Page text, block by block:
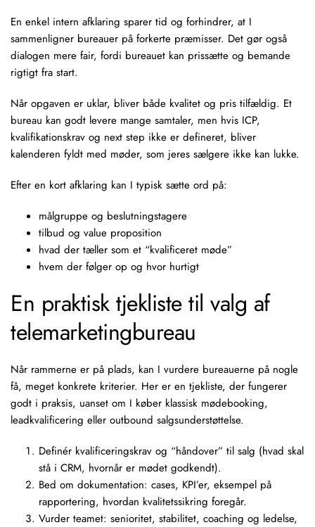
En enkel intern afklaring sparer tid og forhindrer, at I
sammenligner bureauer på forkerte præmisser. Det gør også
dialogen mere fair, fordi bureauet kan prissætte og bemande
rigtigt fra start.
Når opgaven er uklar, bliver både kvalitet og pris tilfældig. Et
bureau kan godt levere mange samtaler, men hvis ICP,
kvalifikationskrav og next step ikke er defineret, bliver
kalenderen fyldt med møder, som jeres sælgere ikke kan lukke.
Efter en kort afklaring kan I typisk sætte ord på:
målgruppe og beslutningstagere
tilbud og value proposition
hvad der tæller som et “kvalificeret møde”
hvem der følger op og hvor hurtigt
En praktisk tjekliste til valg af
telemarketingbureau
Når rammerne er på plads, kan I vurdere bureauerne på nogle
få, meget konkrete kriterier. Her er en tjekliste, der fungerer
godt i praksis, uanset om I køber klassisk mødebooking,
leadkvalificering eller outbound salgsunderstøttelse.
Definér kvalificeringskrav og “håndover” til salg (hvad skal
stå i CRM, hvornår er mødet godkendt).
Bed om dokumentation: cases, KPI’er, eksempel på
rapportering, hvordan kvalitetssikring foregår.
Vurder teamet: senioritet, stabilitet, coaching og ledelse,